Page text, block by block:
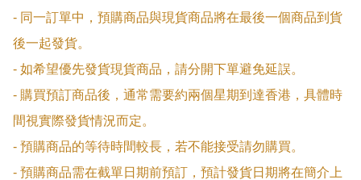
- 同一訂單中，預購商品與現貨商品將在最後一個商品到貨
後一起發貨。
- 如希望優先發貨現貨商品，請分開下單避免延誤。
- 購買預訂商品後，通常需要約兩個星期到達香港，具體時
間視實際發貨情況而定。
- 預購商品的等待時間較長，若不能接受請勿購買。
- 預購商品需在截單日期前預訂，預計發貨日期將在簡介上